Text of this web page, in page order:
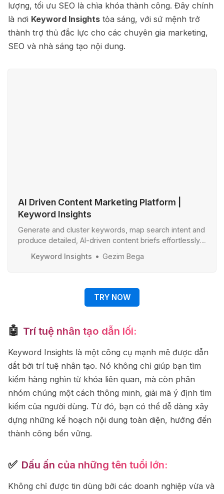
lượng, tối ưu SEO là chìa khóa thành công. Đây chính
là nơi Keyword Insights tỏa sáng, với sứ mệnh trở
thành trợ thủ đắc lực cho các chuyên gia marketing,
SEO và nhà sáng tạo nội dung.
AI Driven Content Marketing Platform |
Keyword Insights
Generate and cluster keywords, map search intent and
produce detailed, AI-driven content briefs effortlessly
Keyword Insights Gezim Bega
TRY NOW
🤖 Trí tuệ nhân tạo dẫn lối:
Keyword Insights là một công cụ mạnh mẽ được dẫn
dắt bởi trí tuệ nhân tạo. Nó không chỉ giúp bạn tìm
kiếm hàng nghìn từ khóa liên quan, mà còn phân
nhóm chúng một cách thông minh, giải mã ý định tìm
kiếm của người dùng. Từ đó, bạn có thể dễ dàng xây
dựng những kế hoạch nội dung toàn diện, hướng đến
thành công bền vững.
✅ Dấu ấn của những tên tuổi lớn:
Không chỉ được tin dùng bởi các doanh nghiệp vừa và